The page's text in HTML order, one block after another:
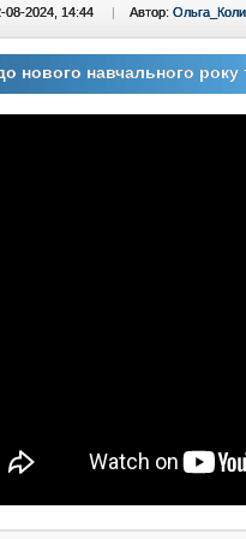
08-2024, 14:44 | Автор:
нового навчального року